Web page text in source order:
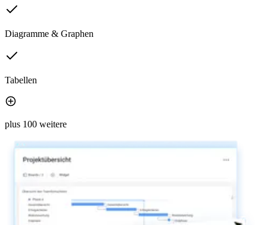
Diagramme & Graphen
Tabellen
plus 100 weitere